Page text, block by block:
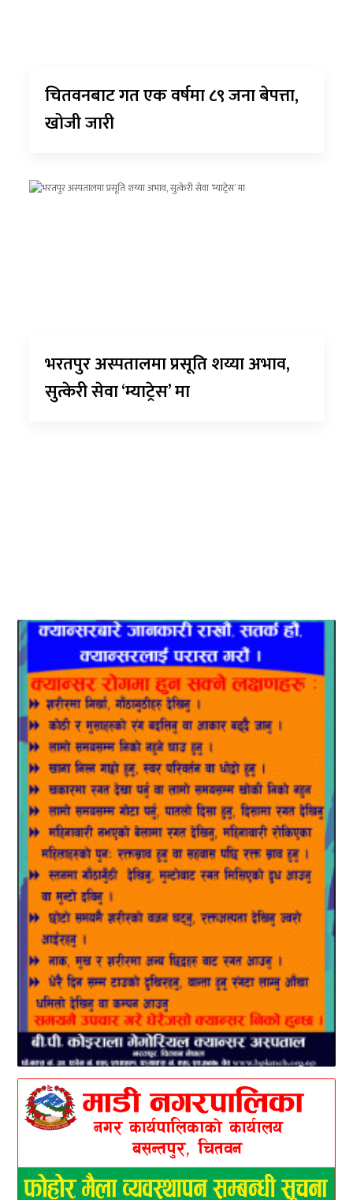
चितवनबाट गत एक वर्षमा ८९ जना बेपत्ता,
खोजी जारी
भरतपुर अस्पतालमा प्रसूति शय्या अभाव,
सुत्केरी सेवा ‘म्याट्रेस’ मा